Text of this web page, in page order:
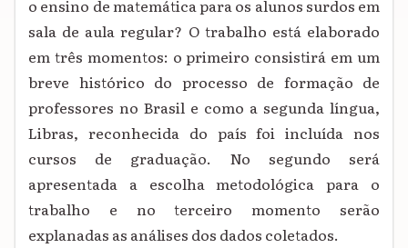
o ensino de matemática para os alunos surdos em
sala de aula regular? O trabalho está elaborado
em três momentos: o primeiro consistirá em um
breve histórico do processo de formação de
professores no Brasil e como a segunda língua,
Libras, reconhecida do país foi incluída nos
cursos de graduação. No segundo será
apresentada a escolha metodológica para o
trabalho e no terceiro momento serão
explanadas as análises dos dados coletados.